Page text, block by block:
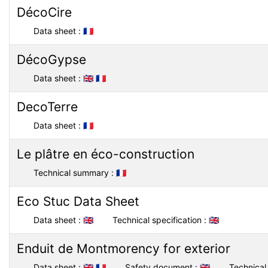
DécoCire
Data sheet : 🇫🇷
DécoGypse
Data sheet : 🇬🇧 🇫🇷
DecoTerre
Data sheet : 🇫🇷
Le plâtre en éco-construction
Technical summary : 🇫🇷
Eco Stuc Data Sheet
Data sheet : 🇬🇧 Technical specification : 🇬🇧
Enduit de Montmorency for exterior